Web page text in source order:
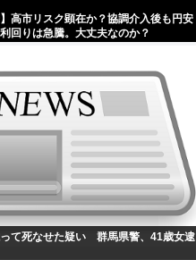
】高市リスク顕在か？協調介入後も円安
回りは急騰。大丈夫なのか？
て死なせた疑い 群馬県警、41歳女逮